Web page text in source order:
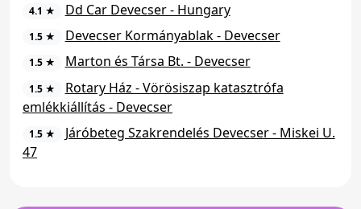
4.1 ★ Dd Car Devecser - Hungary
1.5 ★ Devecser Kormányablak - Devecser
1.5 ★ Marton és Társa Bt. - Devecser
1.5 ★
Rotary Ház - Vörösiszap katasztrófa
emlékkiállítás - Devecser
1.5 ★
Járóbeteg Szakrendelés Devecser - Miskei U.
47